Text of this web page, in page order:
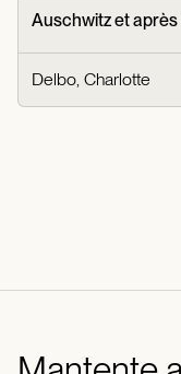
Auschwitz et après
Delbo, Charlotte